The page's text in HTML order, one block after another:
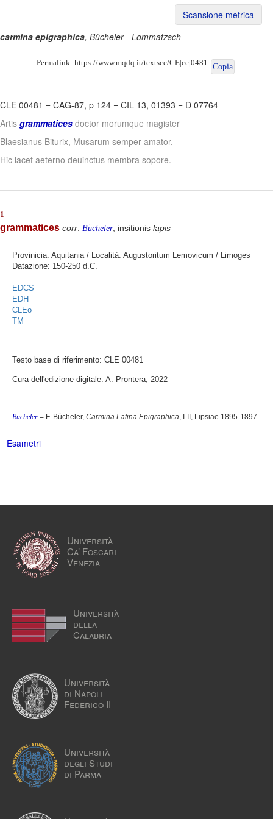
Scansione metrica
carmina epigraphica, Bücheler - Lommatzsch
Permalink: https://www.mqdq.it/textsce/CE|ce|0481 Copia
CLE 00481 = CAG-87, p 124 = CIL 13, 01393 = D 07764
Artis grammatices doctor morumque magister
Blaesianus Biturix, Musarum semper amator,
Hic iacet aeterno deuinctus membra sopore.
1
grammatices corr Bücheler; insitionis lapis
Provinicia: Aquitania / Località: Augustoritum Lemovicum / Limoges
Datazione: 150-250 d.C.
EDCS
EDH
CLEo
TM
Testo base di riferimento: CLE 00481
Cura dell'edizione digitale: A. Prontera, 2022
Bücheler = F. Bücheler, Carmina Latina Epigraphica, I-II, Lipsiae 1895-1897
Esametri
Università
Ca’ Foscari
Venezia
Università
della
Calabria
Università
di Napoli
Federico II
Università
degli Studi
di Parma